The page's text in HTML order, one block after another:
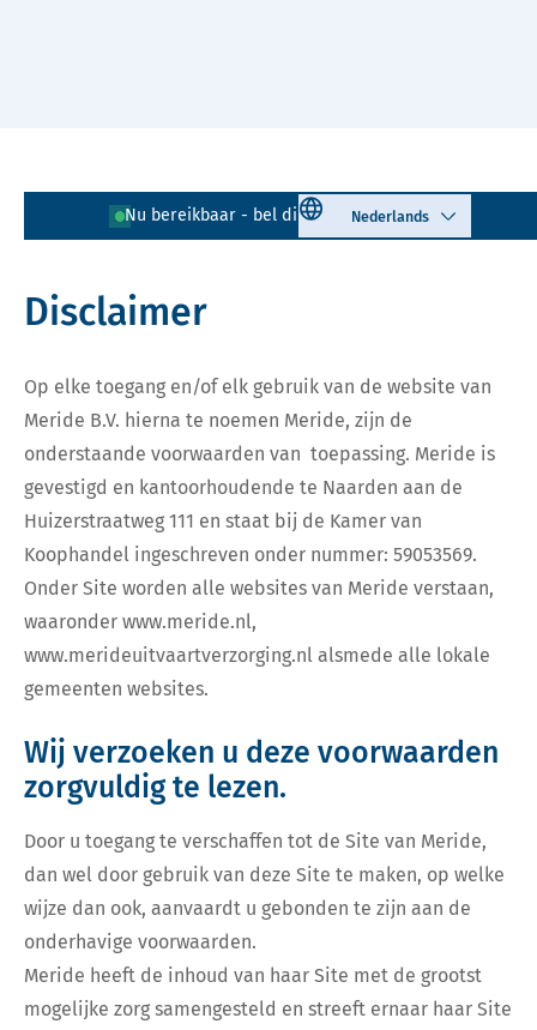
Nu bereikbaar - bel direct! 085 - 401 81 23
Select language
Lees voor Uitleg woorden
Simpele tekst
Disclaimer
Op elke toegang en/of elk gebruik van de website van
Meride B.V. hierna te noemen Meride, zijn de
onderstaande voorwaarden van toepassing. Meride is
gevestigd en kantoorhoudende te Naarden aan de
Huizerstraatweg 111 en staat bij de Kamer van
Koophandel ingeschreven onder nummer: 59053569.
Onder Site worden alle websites van Meride verstaan,
waaronder www.meride.nl,
www.merideuitvaartverzorging.nl alsmede alle lokale
gemeenten websites.
Wij verzoeken u deze voorwaarden
zorgvuldig te lezen.
Door u toegang te verschaffen tot de Site van Meride,
dan wel door gebruik van deze Site te maken, op welke
wijze dan ook, aanvaardt u gebonden te zijn aan de
onderhavige voorwaarden.
Meride heeft de inhoud van haar Site met de grootst
mogelijke zorg samengesteld en streeft ernaar haar Site